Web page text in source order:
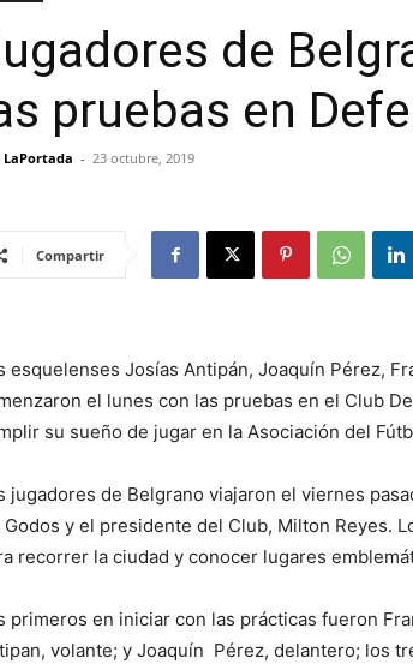
de
pruebas en
LaPortada - 23 octubre, 2019
Compartir
esquelenses Josías Antipán, Joaquín Pérez,
el lunes con las pruebas en el Club
su sueño de jugar en la Asociación del
jugadores de Belgrano viajaron el viernes
Godos y el presidente del Club, Milton Reyes.
recorrer la ciudad y conocer lugares
primeros en iniciar con las prácticas fueron
volante; y Joaquín Pérez, delantero; los